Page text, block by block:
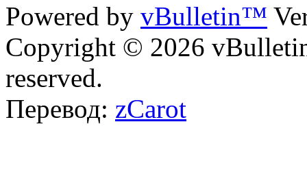
Powered by vBulletin™
Copyright © 2026
reserved.
Перевод: zCarot